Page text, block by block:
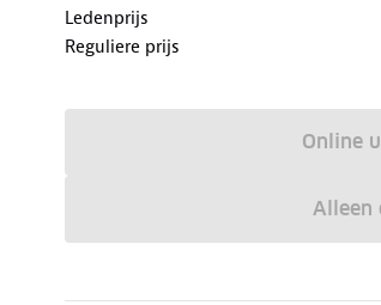
Ledenprijs
Reguliere prijs
Online
Alleen